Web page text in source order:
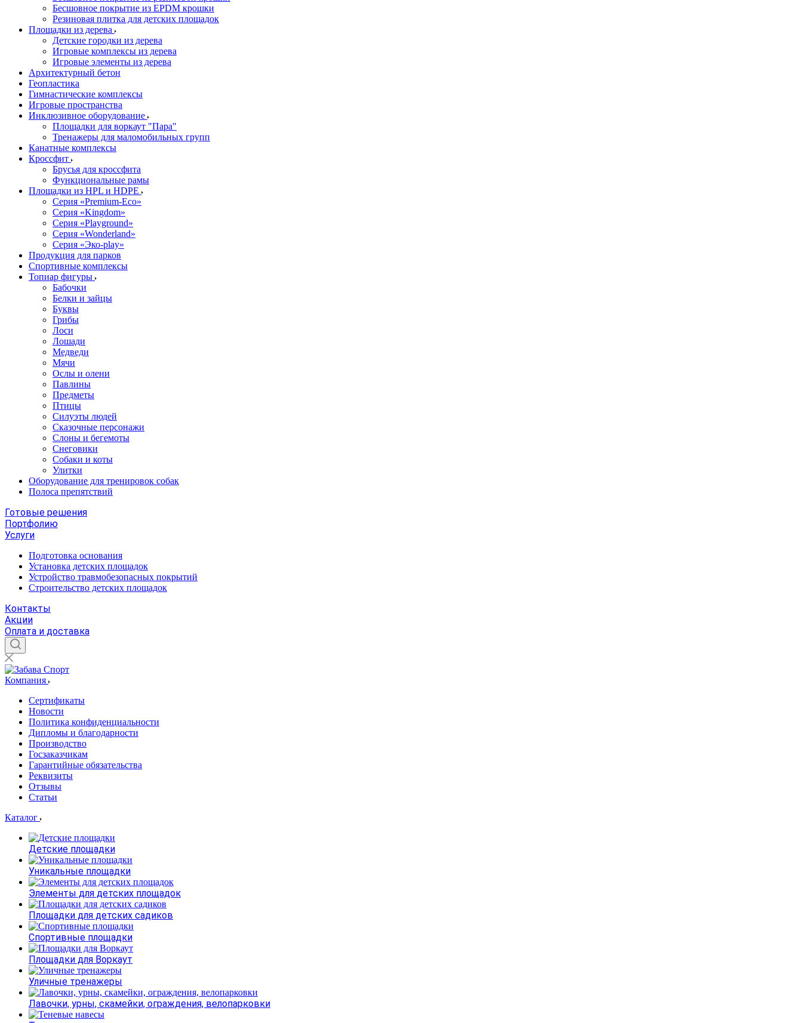
Бесшовное покрытие из EPDM крошки
Резиновая плитка для детских площадок
Площадки из дерева
Детские городки из дерева
Игровые комплексы из дерева
Игровые элементы из дерева
Архитектурный бетон
Геопластика
Гимнастические комплексы
Игровые пространства
Инклюзивное оборудование
Площадки для воркаут "Пара"
Тренажеры для маломобильных групп
Канатные комплексы
Кроссфит
Брусья для кроссфита
Функциональные рамы
Площадки из HPL и HDPE
Серия «Premium-Eco»
Серия «Kingdom»
Серия «Playground»
Серия «Wonderland»
Серия «Эко-play»
Продукция для парков
Спортивные комплексы
Топиар фигуры
Бабочки
Белки и зайцы
Буквы
Грибы
Лоси
Лошади
Медведи
Мячи
Ослы и олени
Павлины
Предметы
Птицы
Силуэты людей
Сказочные персонажи
Слоны и бегемоты
Снеговики
Собаки и коты
Улитки
Оборудование для тренировок собак
Полоса препятствий
Готовые решения
Портфолию
Услуги
Подготовка основания
Установка детских площадок
Устройство травмобезопасных покрытий
Строительство детских площадок
Контакты
Акции
Оплата и доставка
Компания
Сертификаты
Новости
Политика конфиденциальности
Дипломы и благодарности
Производство
Госзаказчикам
Гарантийные обязательства
Реквизиты
Отзывы
Статьи
Каталог
Детские площадки
Уникальные площадки
Элементы для детских площадок
Площадки для детских садиков
Спортивные площадки
Площадки для Воркаут
Уличные тренажеры
Лавочки, урны, скамейки, ограждения, велопарковки